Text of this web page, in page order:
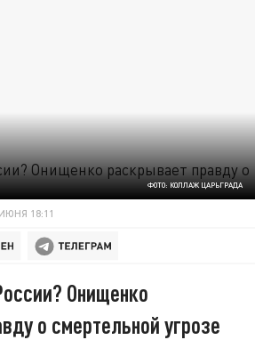
ФОТО: КОЛЛАЖ ЦАРЬГРАДА
18:11
Онищенко
о смертельной угрозе